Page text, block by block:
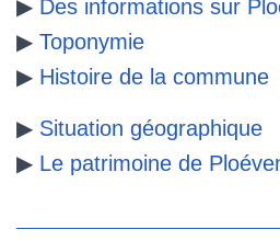
k s
▶ Des informations sur
▶ Toponymie
▶ Histoire de la commune
▶ Situation géographique
▶ Le patrimoine de